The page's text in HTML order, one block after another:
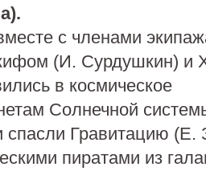
с членами
(И. Сурдушкин) и
в космическое
Солнечной
спасли Гравитацию (Е.
пиратами из